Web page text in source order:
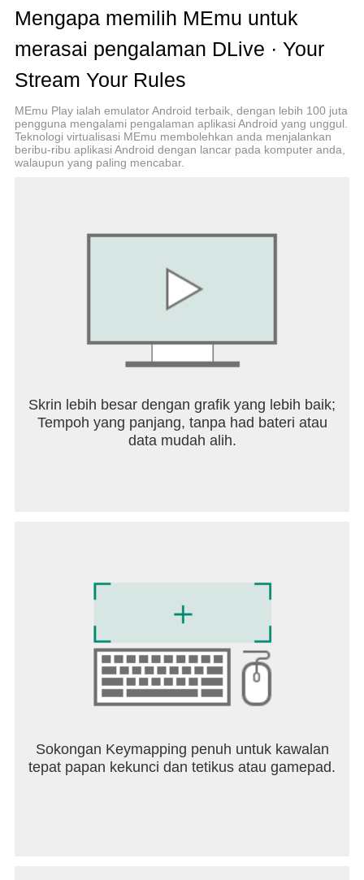
တို့၏ ပံ့ပိုးကူညီမှုများအတွက် ဆုချခံရသူများဖြစ်သည်။
မင်းရဲ့ ပံ့ပိုးမှုတွေကို အမြဲတန်ဖိုးထားတယ်။ မင်းဘာ
စောင့်နေတာလဲ? ယနေ့ကျွန်ုပ်တို့နှင့်ပူးပေါင်းပါ။
DLive အလုပ်လုပ်ပုံအကြောင်း ပိုမိုလေ့လာပါ။
https://go.dlive.tv/welcome
DLive တွင် တိုက်ရိုက်ကြည့်ရှုလိုပါသလား။
https://community.dlive.tv
အကူအညီနှင့် ပံ့ပိုးမှုများအတွက်
Mengapa memilih MEmu untuk
merasai pengalaman DLive · Your
Stream Your Rules
MEmu Play ialah emulator Android terbaik, dengan lebih 100 juta
pengguna mengalami pengalaman aplikasi Android yang unggul.
Teknologi virtualisasi MEmu membolehkan anda menjalankan
beribu-ribu aplikasi Android dengan lancar pada komputer anda,
walaupun yang paling mencabar.
Skrin lebih besar dengan grafik yang lebih baik;
Tempoh yang panjang, tanpa had bateri atau
data mudah alih.
Sokongan Keymapping penuh untuk kawalan
tepat papan kekunci dan tetikus atau gamepad.